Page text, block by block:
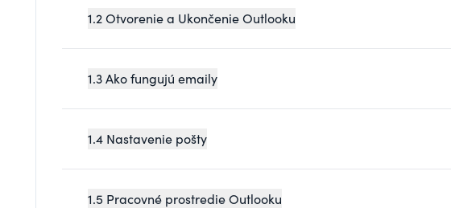
1.2 Otvorenie a Ukončenie Outlooku
1.3 Ako fungujú emaily
1.4 Nastavenie pošty
1.5 Pracovné prostredie Outlooku